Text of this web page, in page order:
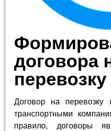
договора
перевозку
Договор на перевозку
транспортными
правило, договоры